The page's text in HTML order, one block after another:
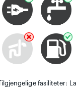
Tilgjengelige fasiliteter: